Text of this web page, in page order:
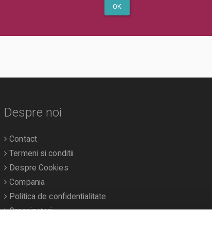
OK
Despre noi
Contact
Termeni si conditii
Despre Cookies
Compania
Politica de confidentialitate
Organizatori